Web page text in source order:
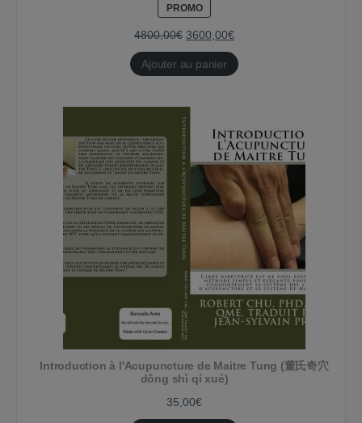
PROMOPRODUIT
EN
PROMOTION
4800,00€ 3600,00€
Ajouter au panier
Introduction à l'Acupuncture de Maitre Tung (董氏奇穴
dǒng shì qí xué)
35,00€